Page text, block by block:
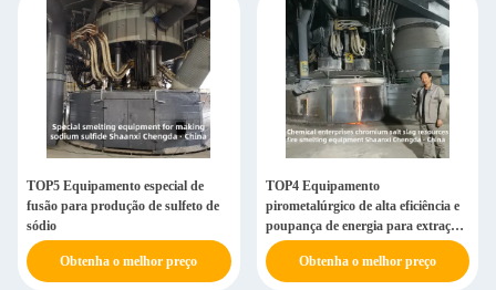
TOP5 Equipamento especial de
fusão para produção de sulfeto de
sódio
Obtenha o melhor preço
TOP4 Equipamento
pirometalúrgico de alta eficiência e
poupança de energia para extração
de escória de sal de cromo
Obtenha o melhor preço